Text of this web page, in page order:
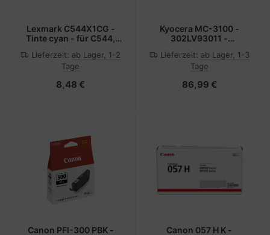
Lexmark C544X1CG -
Tinte cyan - für C544,
Lieferzeit: ab Lager, 1-2
Tage
8,48 €
Kyocera MC-3100 -
302LV93011 -
ECOSYS M3040, M3145,
M3540, M3550, M3645,
P3050, P3055, P3060
Lieferzeit: ab Lager, 1-3
Tage
86,99 €
Canon PFI-300 PBK -
Canon 057 H K -